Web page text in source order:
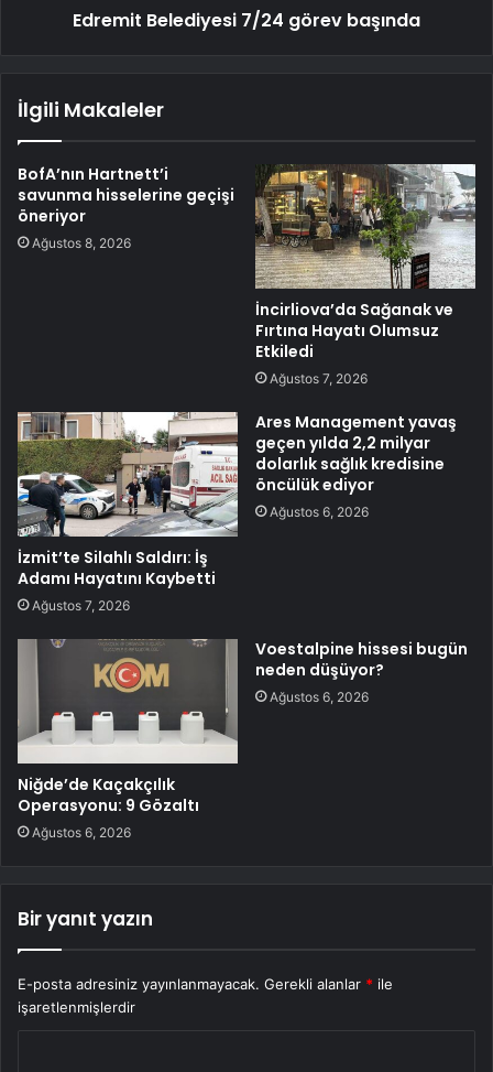
Edremit Belediyesi 7/24 görev başında
İlgili Makaleler
BofA’nın Hartnett’i
savunma hisselerine geçişi
öneriyor
Ağustos 8, 2026
İncirliova’da Sağanak ve
Fırtına Hayatı Olumsuz
Etkiledi
Ağustos 7, 2026
İzmit’te Silahlı Saldırı: İş
Adamı Hayatını Kaybetti
Ağustos 7, 2026
Ares Management yavaş
geçen yılda 2,2 milyar
dolarlık sağlık kredisine
öncülük ediyor
Ağustos 6, 2026
Niğde’de Kaçakçılık
Operasyonu: 9 Gözaltı
Ağustos 6, 2026
Voestalpine hissesi bugün
neden düşüyor?
Ağustos 6, 2026
Bir yanıt yazın
E-posta adresiniz yayınlanmayacak. Gerekli alanlar * ile
işaretlenmişlerdir